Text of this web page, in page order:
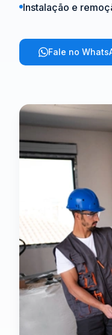
Instalação e
Fale no